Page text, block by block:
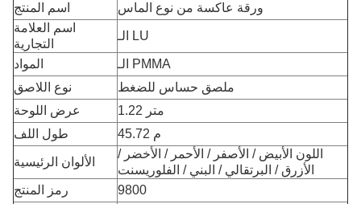
اسم المنتج
ورقة عاكسة من نوع الماس
اسم العلامة
التجارية
الـ LU
المواد
الـ PMMA
نوع اللاصق
ملصق حساس للضغط
عرض اللوحة
1.22 متر
طول اللف
45.72 م
الألوان الرئيسية
اللون الأبيض / الأصفر / الأحمر / الأخضر /
الأزرق / البرتقالي / البني / الفلوريسنت
رمز المنتج
9800